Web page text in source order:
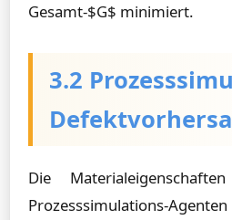
Gesamt-$G$ minimiert.
3.2
Die
Prozesssimulations-